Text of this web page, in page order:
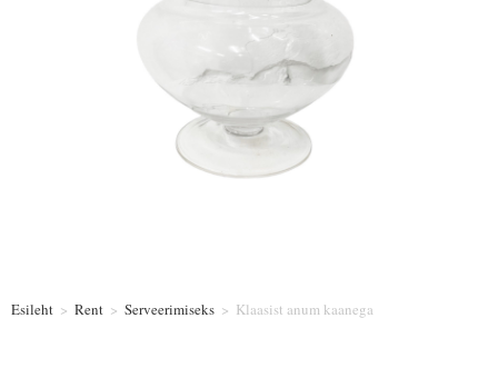
Esileht > Rent > Serveerimiseks > Klaasist anum kaanega